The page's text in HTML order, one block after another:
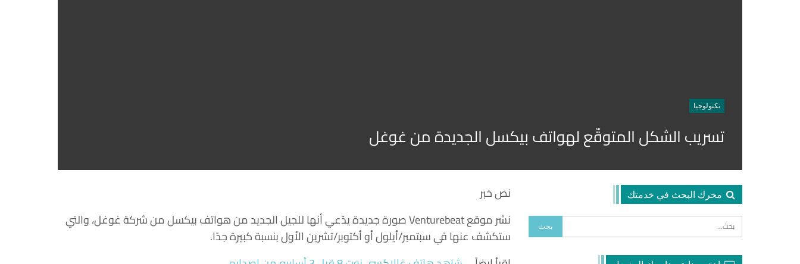
تكنولوجيا
تسريب الشكل المتوقّع لهواتف بيكسل الجديدة من غوغل
نص خبر
نشر موقع Venturebeat صورة جديدة يدّعي أنها للجيل الجديد من هواتف بيكسل من شركة غوغل، والتي
ستكشف عنها في سبتمبر/أيلول أو أكتوبر/تشرين الأول بنسبة كبيرة جدًا.
محرك البحث في خدمتك